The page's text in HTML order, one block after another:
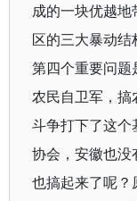
成的一块优越
区的三大暴动
第四个重要问题
农民自卫军，搞
斗争打下了这个
协会，安徽也没
也搞起来了呢？